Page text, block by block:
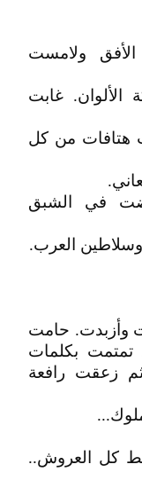
ولامست
الألوان. غابت
من كل
في الشبق
العرب.
وأزبدت. حامت
تمتمت بكلمات
زعقت رافعة
كل العروش..